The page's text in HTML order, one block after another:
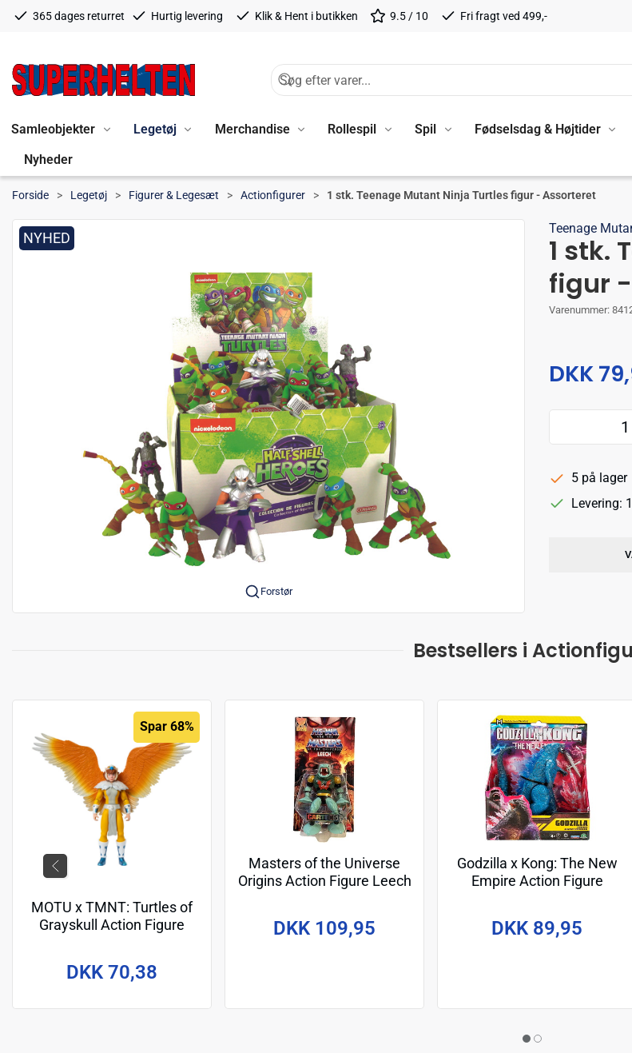
365 dages returret Hurtig levering Klik & Hent i butikken 9.5 / 10 Fri fragt ved 499,-
Samleobjekter Legetøj Merchandise Rollespil Spil Fødselsdag & Højtider
Nyheder
Forside Legetøj Figurer & Legesæt Actionfigurer 1 stk. Teenage Mutant Ninja Turtles figur - Assorteret
NYHED
Forstør
Teenage
1 stk.
figur
Varenummer:
DKK
5 på lager
Levering:
Bestsellers i
Spar 68%
MOTU x TMNT: Turtles of
Grayskull Action Figure
DKK 70,38
Masters of the Universe
Origins Action Figure Leech
DKK 109,95
Godzilla x Kong: The New
Empire Action Figure
DKK 89,95